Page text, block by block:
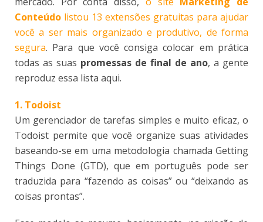
Conteúdo listou 13 extensões gratuitas para ajudar
você a ser mais organizado e produtivo, de forma
segura. Para que você consiga colocar em prática
todas as suas promessas de final de ano, a gente
reproduz essa lista aqui.
1. Todoist
Um gerenciador de tarefas simples e muito eficaz, o
Todoist permite que você organize suas atividades
baseando-se em uma metodologia chamada Getting
Things Done (GTD), que em português pode ser
traduzida para “fazendo as coisas” ou “deixando as
coisas prontas”.